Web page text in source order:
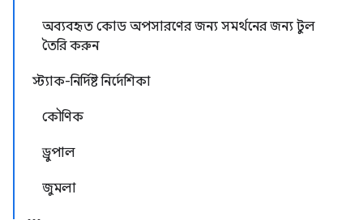
অব্যবহৃত কোড অপসারণের জন্য সমর্থনের জন্য টুল
তৈরি করুন
স্ট্যাক-নির্দিষ্ট নির্দেশিকা
কৌণিক
ড্রুপাল
জুমলা